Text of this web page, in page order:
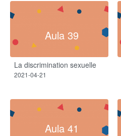
Aula 39
La discrimination sexuelle
2021-04-21
Aula 41